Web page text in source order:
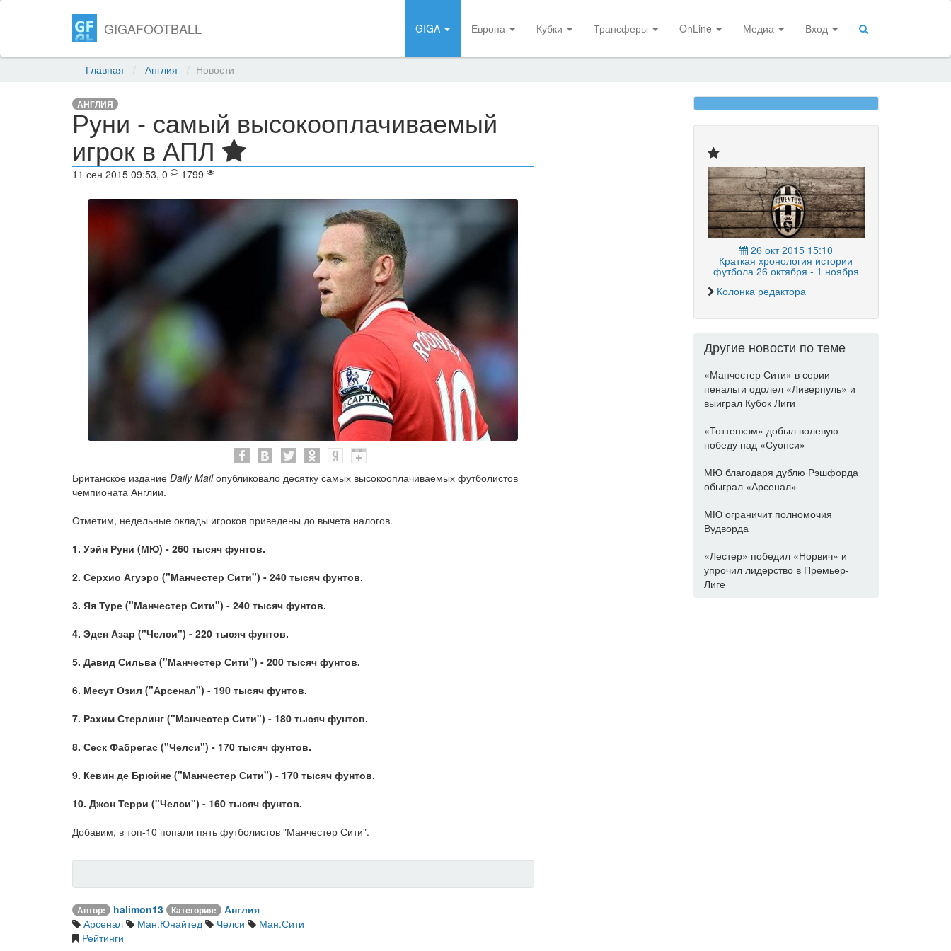
GIGAFOOTBALL GIGA Европа Кубки Трансферы OnLine Медиа Вход
Главная Англия Новости
АНГЛИЯ
Руни - самый высокооплачиваемый
игрок в АПЛ
11 сен 2015 09:53, 0 1799
Британское издание Daily Mailопубликовало десятку самых высокооплачиваемых футболистов
чемпионата Англии.
Отметим, недельные оклады игроков приведены до вычета налогов.
1. Уэйн Руни (МЮ) - 260 тысяч фунтов.
2. Серхио Агуэро ("Манчестер Сити") - 240 тысяч фунтов.
3. Яя Туре ("Манчестер Сити") - 240 тысяч фунтов.
4. Эден Азар ("Челси") - 220 тысяч фунтов.
5. Давид Сильва ("Манчестер Сити") - 200 тысяч фунтов.
6. Месут Озил ("Арсенал") - 190 тысяч фунтов.
7. Рахим Стерлинг ("Манчестер Сити") - 180 тысяч фунтов.
8. Сеск Фабрегас ("Челси") - 170 тысяч фунтов.
9. Кевин де Брюйне ("Манчестер Сити") - 170 тысяч фунтов.
10. Джон Терри ("Челси") - 160 тысяч фунтов.
Добавим, в топ-10 попали пять футболистов "Манчестер Сити".
Автор: halimon13 Категория:
Англия
Арсенал
Ман.Юнайтед Челси
Ман.Сити
Рейтинги
26 окт 2015 15:10
Краткая хронология истории
футбола 26 октября - 1 ноября
Колонка редактора
Другие новости по теме
«Манчестер Сити» в серии
пенальти одолел «Ливерпуль» и
выиграл Кубок Лиги
«Тоттенхэм» добыл волевую
победу над «Суонси»
МЮ благодаря дублю Рэшфорда
обыграл «Арсенал»
МЮ ограничит полномочия
Вудворда
«Лестер» победил «Норвич» и
упрочил лидерство в Премьер-
Лиге